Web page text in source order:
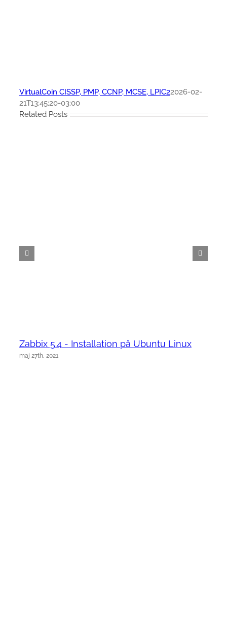
VirtualCoin CISSP, PMP, CCNP, MCSE, LPIC22026-02-
21T13:45:20-03:00
Related Posts
Zabbix 5.4 - Installation på Ubuntu Linux
maj 27th, 2021